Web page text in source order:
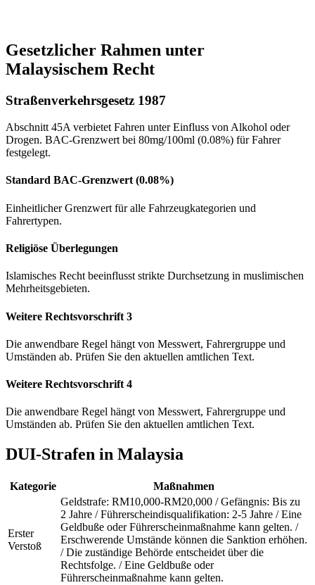
Gesetzlicher Rahmen unter
Malaysischem Recht
Straßenverkehrsgesetz 1987
Abschnitt 45A verbietet Fahren unter Einfluss von Alkohol oder
Drogen. BAC-Grenzwert bei 80mg/100ml (0.08%) für Fahrer
festgelegt.
Standard BAC-Grenzwert (0.08%)
Einheitlicher Grenzwert für alle Fahrzeugkategorien und
Fahrertypen.
Religiöse Überlegungen
Islamisches Recht beeinflusst strikte Durchsetzung in muslimischen
Mehrheitsgebieten.
Weitere Rechtsvorschrift 3
Die anwendbare Regel hängt von Messwert, Fahrergruppe und
Umständen ab. Prüfen Sie den aktuellen amtlichen Text.
Weitere Rechtsvorschrift 4
Die anwendbare Regel hängt von Messwert, Fahrergruppe und
Umständen ab. Prüfen Sie den aktuellen amtlichen Text.
DUI-Strafen in Malaysia
Kategorie Maßnahmen
Erster
Verstoß
Geldstrafe: RM10,000-RM20,000 / Gefängnis: Bis zu
2 Jahre / Führerscheindisqualifikation: 2-5 Jahre / Eine
Geldbuße oder Führerscheinmaßnahme kann gelten. /
Erschwerende Umstände können die Sanktion erhöhen.
/ Die zuständige Behörde entscheidet über die
Rechtsfolge. / Eine Geldbuße oder
Führerscheinmaßnahme kann gelten.